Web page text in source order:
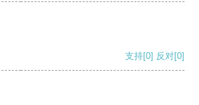
支持[0] 反对[0]